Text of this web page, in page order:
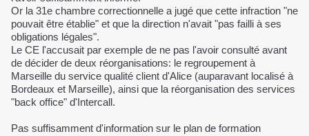
Or la 31e chambre correctionnelle a jugé que cette infraction "ne
pouvait être établie" et que la direction n'avait "pas failli à ses
obligations légales".
Le CE l'accusait par exemple de ne pas l'avoir consulté avant
de décider de deux réorganisations: le regroupement à
Marseille du service qualité client d'Alice (auparavant localisé à
Bordeaux et Marseille), ainsi que la réorganisation des services
"back office" d'Intercall.
Pas suffisamment d'information sur le plan de formation